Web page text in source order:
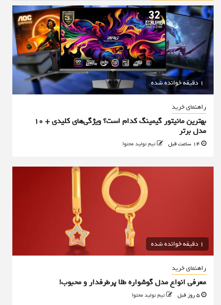
1 دقیقه خوانده شده
راهنمای خرید
بهترین مانیتور گیمینگ کدام است؟ ویژگی‌های کلیدی + 10
مدل برتر
تیم تولید محتوا
1 دقیقه خوانده شده
راهنمای خرید
معرفی انواع مدل گوشواره طلا پرطرفدار و محبوب!
تیم تولید محتوا